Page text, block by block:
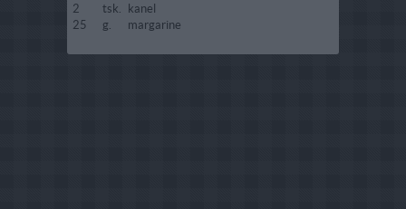
2
tsk.
kanel
25
g. margarine